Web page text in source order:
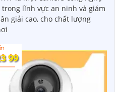
lĩnh vực an ninh và giám